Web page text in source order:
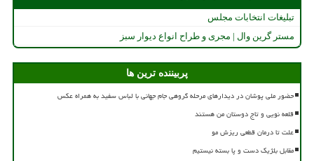
تبلیغات انتخابات مجلس
مستر گرین وال | مجری و طراح انواع دیوار سبز
پربیننده ترین ها
حضور ملی پوشان در دیدارهای مرحله گروهی جام جهانی با لباس سفید به همراه عکس
قلعه نویی و تاج دوستان من هستند
علت تا درمان قطعی ریزش مو
مقابل بلژیک دست و پا بسته نیستیم